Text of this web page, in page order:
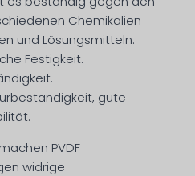
Chemikalien
und Lösungsmitteln.
Festigkeit.
gute
PVDF
widrige